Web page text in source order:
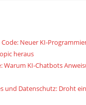
Neuer KI-
heraus
Warum KI-Chatbots
und Datenschutz: Droht